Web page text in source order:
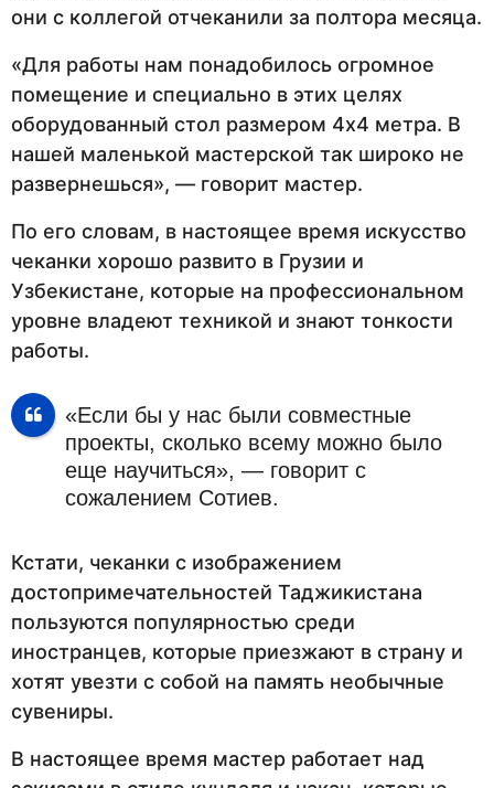
они с коллегой отчеканили за полтора месяца.
«Для работы нам понадобилось огромное
помещение и специально в этих целях
оборудованный стол размером 4х4 метра. В
нашей маленькой мастерской так широко не
развернешься», — говорит мастер.
По его словам, в настоящее время искусство
чеканки хорошо развито в Грузии и
Узбекистане, которые на профессиональном
уровне владеют техникой и знают тонкости
работы.
«Если бы у нас были совместные
проекты, сколько всему можно было
еще научиться», — говорит с
сожалением Сотиев.
Кстати, чеканки с изображением
достопримечательностей Таджикистана
пользуются популярностью среди
иностранцев, которые приезжают в страну и
хотят увезти с собой на память необычные
сувениры.
В настоящее время мастер работает над